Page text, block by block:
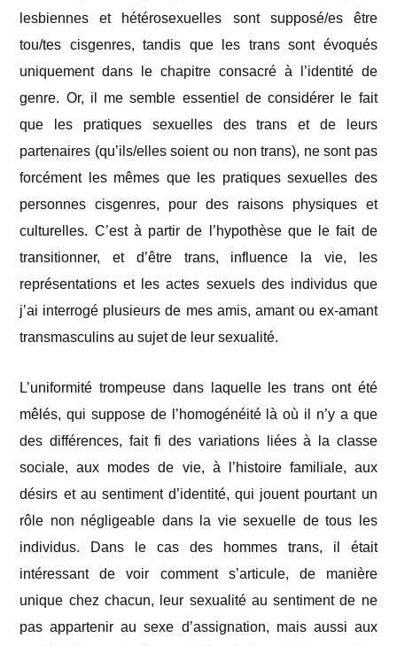
lesbiennes et hétérosexuelles sont supposé/es être
tou/tes cisgenres, tandis que les trans sont évoqués
uniquement dans le chapitre consacré à l’identité de
genre. Or, il me semble essentiel de considérer le fait
que les pratiques sexuelles des trans et de leurs
partenaires (qu’ils/elles soient ou non trans), ne sont pas
forcément les mêmes que les pratiques sexuelles des
personnes cisgenres, pour des raisons physiques et
culturelles. C’est à partir de l’hypothèse que le fait de
transitionner, et d’être trans, influence la vie, les
représentations et les actes sexuels des individus que
j’ai interrogé plusieurs de mes amis, amant ou ex-amant
transmasculins au sujet de leur sexualité.
L’uniformité trompeuse dans laquelle les trans ont été
mêlés, qui suppose de l’homogénéité là où il n’y a que
des différences, fait fi des variations liées à la classe
sociale, aux modes de vie, à l’histoire familiale, aux
désirs et au sentiment d’identité, qui jouent pourtant un
rôle non négligeable dans la vie sexuelle de tous les
individus. Dans le cas des hommes trans, il était
intéressant de voir comment s’articule, de manière
unique chez chacun, leur sexualité au sentiment de ne
pas appartenir au sexe d’assignation, mais aussi aux